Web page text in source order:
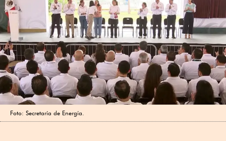
Foto: Secretaría de Energía.